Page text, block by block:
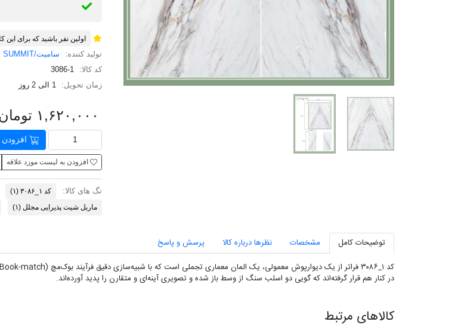
اولین نفر باشید که برای این
تولید کننده:
سامیت/SUMMIT
کد کالا:
3086-1
زمان تحویل:
1 الی 2 روز
۱,۶۲۰,۰۰۰ تومان
افزودن به لیست مورد علاقه
تگ های کالا: ​کد ۱_۳۰۸۶ (۱)
ماربل شیت پذیرایی مجلل(۱)
توضیحات کامل مشخصات نظرها درباره کالا
پرسش و پاسخ
در کنار هم قرار گرفته‌اند که گویی دو اسلب سنگ از وسط باز شده و تصویری آینه‌ای و متقارن را پدید آورده‌اند.
کالاهای مرتبط